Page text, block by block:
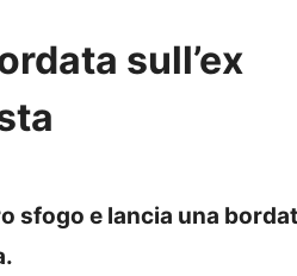
sull’ex
sfogo e lancia una